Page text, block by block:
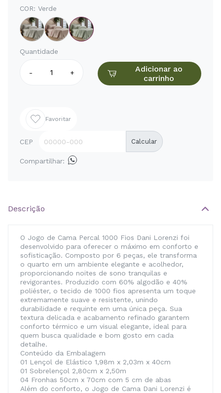
COR: Verde
Quantidade
- +
Adicionar ao
carrinho
Favoritar
CEP Calcular
Compartilhar:
Descrição
O Jogo de Cama Percal 1000 Fios Dani Lorenzi foi
desenvolvido para oferecer o máximo em conforto e
sofisticação. Composto por 6 peças, ele transforma
o quarto em um ambiente elegante e acolhedor,
proporcionando noites de sono tranquilas e
revigorantes. Produzido com 60% algodão e 40%
poliéster, o tecido de 1000 fios apresenta um toque
extremamente suave e resistente, unindo
durabilidade e requinte em uma única peça. Sua
textura delicada e acabamento refinado garantem
conforto térmico e um visual elegante, ideal para
quem busca qualidade e bom gosto em cada
detalhe.
Conteúdo da Embalagem
01 Lençol de Elástico 1,98m x 2,03m x 40cm
01 Sobrelençol 2,80cm x 2,50m
04 Fronhas 50cm x 70cm com 5 cm de abas
Além do conforto, o Jogo de Cama Dani Lorenzi é